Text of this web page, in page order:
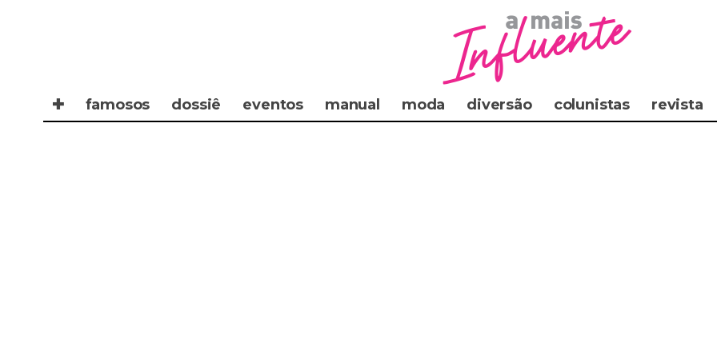
✚ famosos dossiê eventos manual moda diversão colunistas revista